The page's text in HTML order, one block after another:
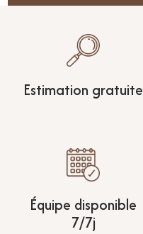
Estimation gratuite
Équipe disponible
7/7j